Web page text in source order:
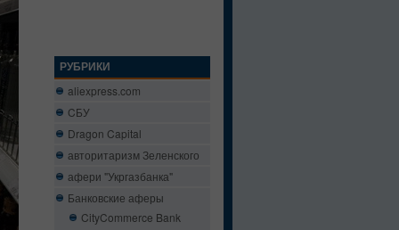
РУБРИКИ
aliexpress.com
CБУ
Dragon Capital
авторитаризм Зеленского
афери "Укргазбанка"
Банковские аферы
CityCommerce Bank